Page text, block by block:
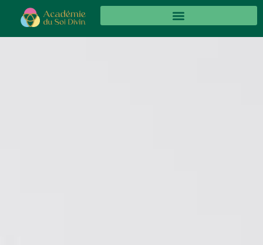
Panneau de gestion des cookies